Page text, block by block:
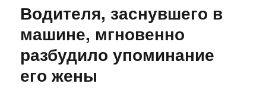
Водителя, заснувшего в
машине, мгновенно
разбудило упоминание
его жены